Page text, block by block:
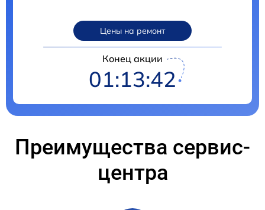
Цены на ремонт
Конец акции
01:13:41
Преимущества сервис-
центра